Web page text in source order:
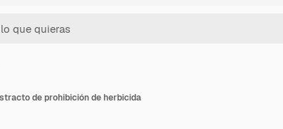
de prohibición de herbicida